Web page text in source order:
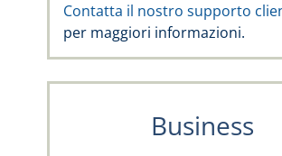
Contatta il nostro supporto
per maggiori informazioni.
Business